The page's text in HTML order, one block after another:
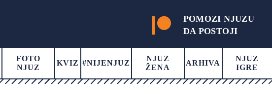
POMOZI NJUZU
DA POSTOJI
FOTO
NJUZ
KVIZ #NIJENJUZ
NJUZ
ŽENA
ARHIVA
NJUZ
IGRE